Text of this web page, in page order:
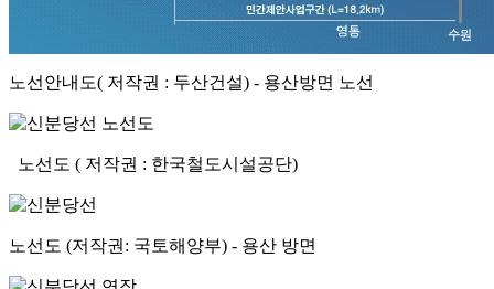
노선안내도( 저작권 : 두산건설) - 용산방면 노선
노선도 ( 저작권 : 한국철도시설공단)
노선도 (저작권: 국토해양부) - 용산 방면